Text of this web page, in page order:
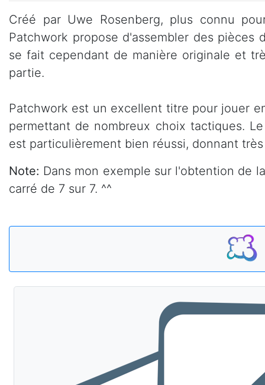
Créé par Uwe Rosenberg, plus connu
Patchwork propose d'assembler des
se fait cependant de manière originale et
partie.
Patchwork est un excellent titre pour jouer
permettant de nombreux choix tactiques.
est particulièrement bien réussi, donnant
Note: Dans mon exemple sur l'obtention de
carré de 7 sur 7. ^^